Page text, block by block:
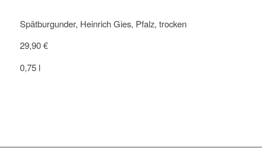
Spätburgunder, Heinrich Gies, Pfalz, trocken
29,90 €
0,75 l